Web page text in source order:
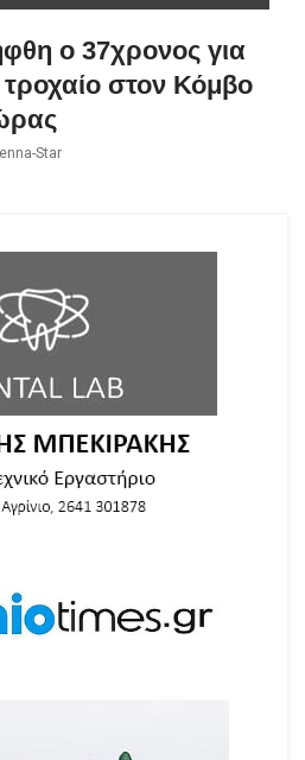
ο 37χρονος για
στον Κόμβο
Star